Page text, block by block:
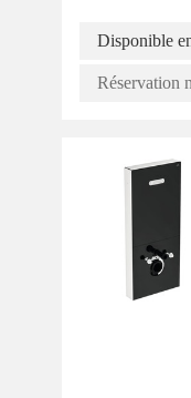
Disponible
Réservation